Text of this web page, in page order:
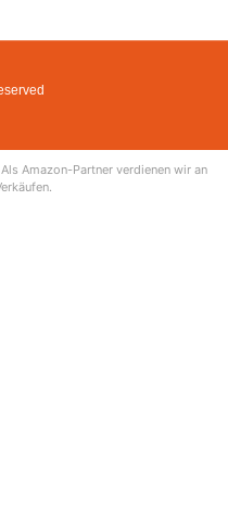
Amazon-Partner verdienen wir an